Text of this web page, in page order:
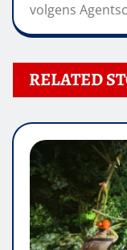
volgens
RELATED